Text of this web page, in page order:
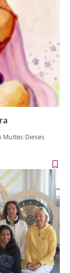
Dieses